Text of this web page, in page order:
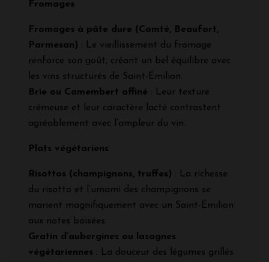
Fromages
Fromages à pâte dure (Comté, Beaufort,
Parmesan) : Le vieillissement du fromage
renforce son goût, créant un bel équilibre avec
les vins structurés de Saint-Émilion.
Brie ou Camembert affiné : Leur texture
crémeuse et leur caractère lacté contrastent
agréablement avec l’ampleur du vin.
Plats végétariens
Risottos (champignons, truffes) : La richesse
du risotto et l’umami des champignons se
marient magnifiquement avec un Saint-Émilion
aux notes boisées.
Gratin d’aubergines ou lasagnes
végétariennes : La douceur des légumes grillés